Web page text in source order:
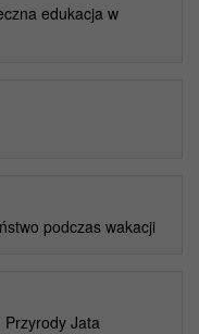
edukacja w
podczas wakacji
Jata